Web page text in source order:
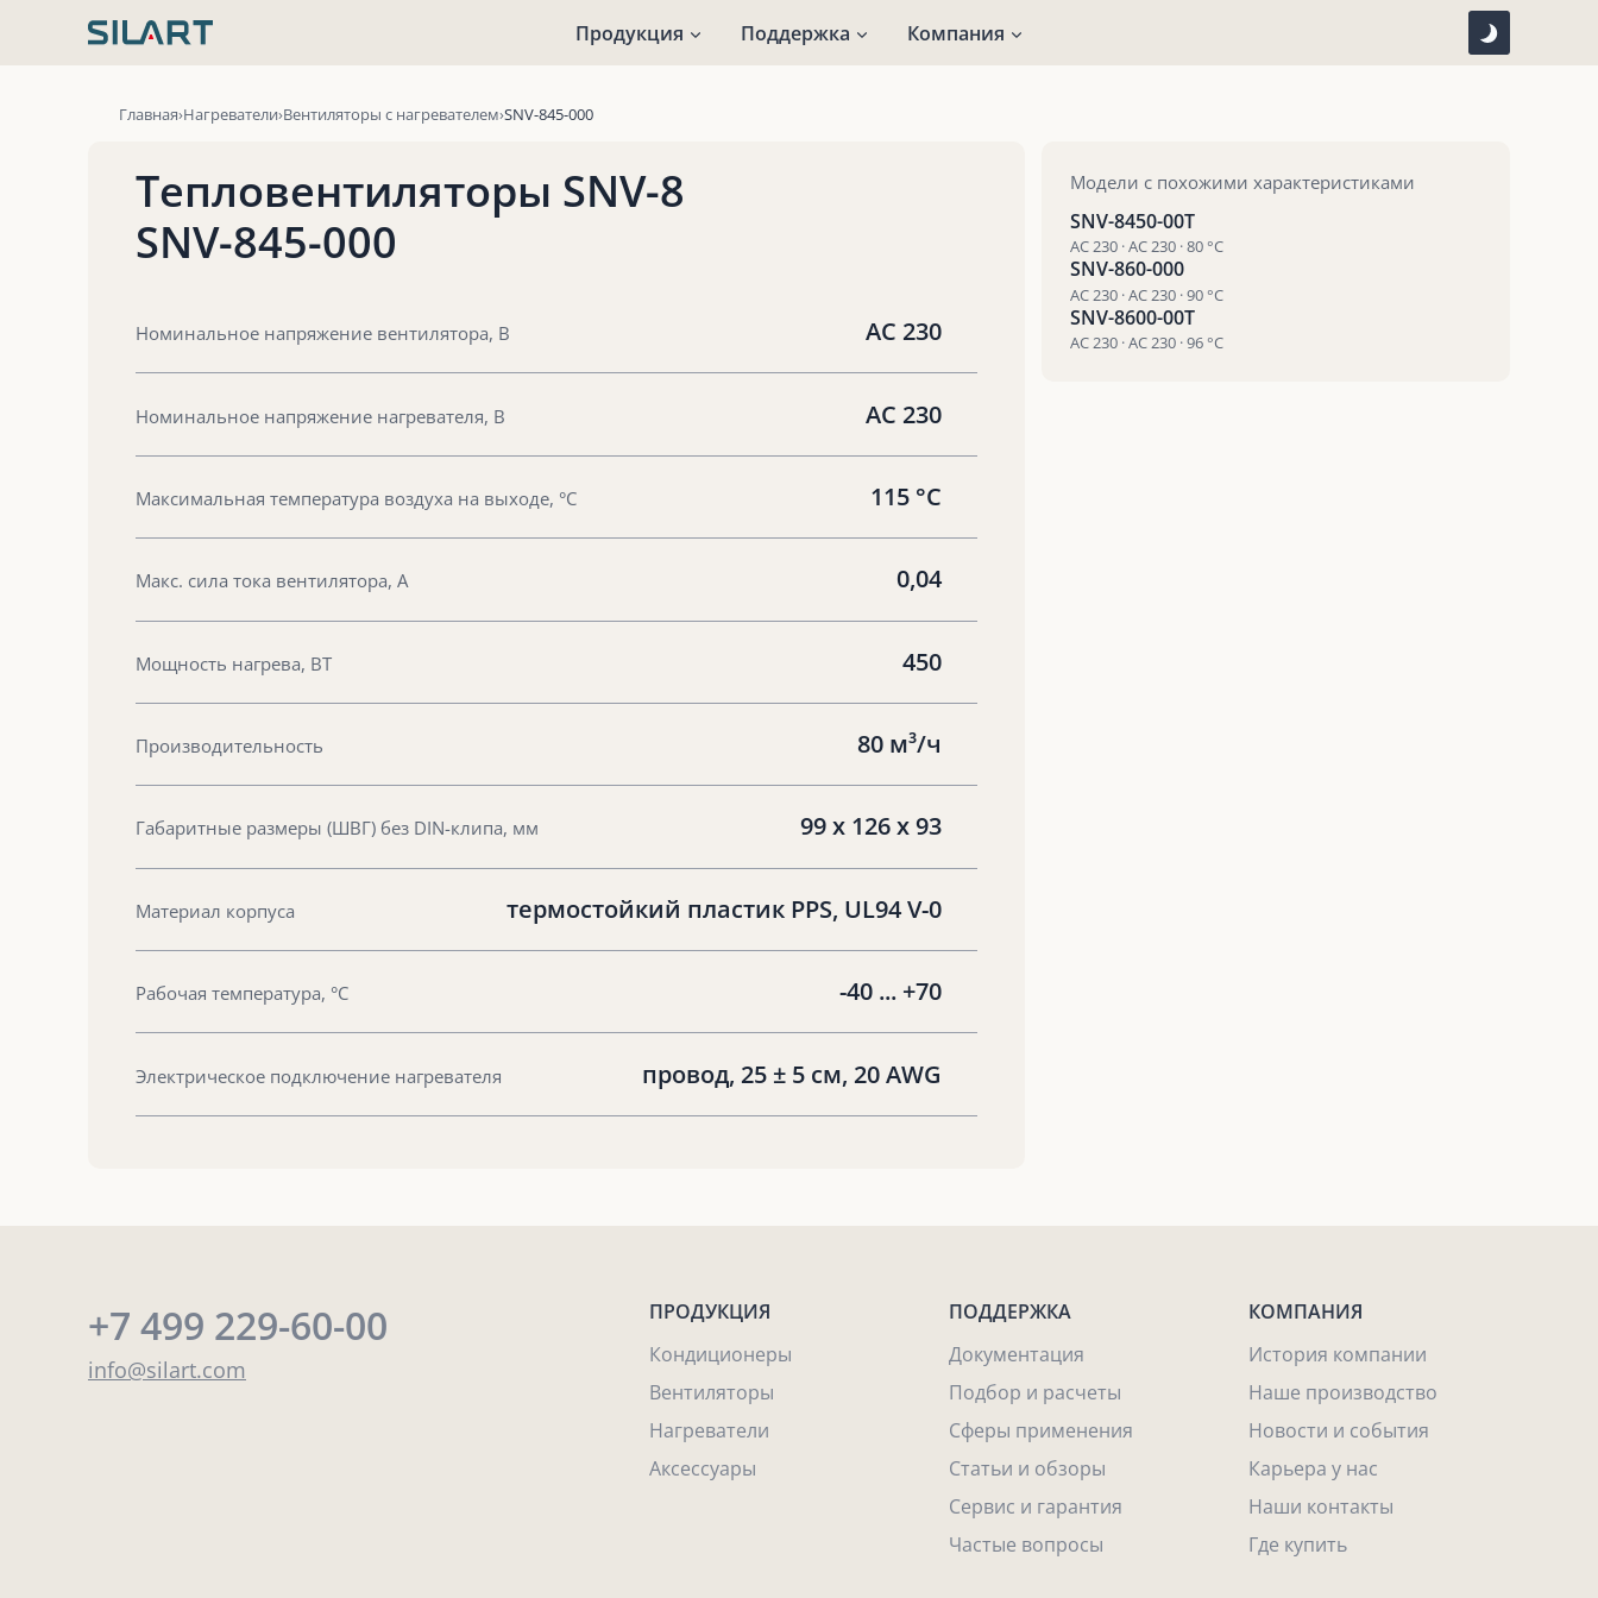
Продукция Поддержка Компания
Главная Нагреватели Вентиляторы с нагревателем SNV-845-000
Тепловентиляторы SNV-8
SNV-845-000
Номинальное напряжение вентилятора, В AC 230
Номинальное напряжение нагревателя, В AC 230
Максимальная температура воздуха на выходе, °С 115 °С
Макс. сила тока вентилятора, А 0,04
Мощность нагрева, ВТ 450
Производительность 80 м³/ч
Габаритные размеры (ШВГ) без DIN-клипа, мм 99 х 126 х 93
Материал корпуса термостойкий пластик PPS, UL94 V-0
Рабочая температура, °С -40 ... +70
Электрическое подключение нагревателя провод, 25 ± 5 см, 20 AWG
Модели с похожими характеристиками
SNV-8450-00T
AC 230 · AC 230 · 80 °С
SNV-860-000
AC 230 · AC 230 · 90 °С
SNV-8600-00T
AC 230 · AC 230 · 96 °С
+7 499 229-60-00
info@silart.com
ПРОДУКЦИЯ
Кондиционеры
Вентиляторы
Нагреватели
Аксессуары
ПОДДЕРЖКА
Документация
Подбор и расчеты
Сферы применения
Статьи и обзоры
Сервис и гарантия
Частые вопросы
КОМПАНИЯ
История компании
Наше производство
Новости и события
Карьера у нас
Наши контакты
Где купить